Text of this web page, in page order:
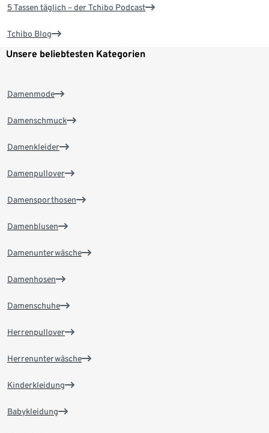
5 Tassen täglich – der Tchibo Podcast
Tchibo Blog
Unsere beliebtesten Kategorien
Damenmode
Damenschmuck
Damenkleider
Damenpullover
Damensporthosen
Damenblusen
Damenunterwäsche
Damenhosen
Damenschuhe
Herrenpullover
Herrenunterwäsche
Kinderkleidung
Babykleidung